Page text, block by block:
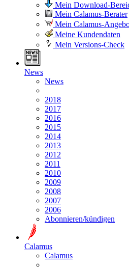
Mein Download-
Mein Calamus-Berater
Mein Calamus-
Meine Kundendaten
Mein Versions-Check
News
News
2018
2017
2016
2015
2014
2013
2012
2011
2010
2009
2008
2007
2006
Abonnieren/kündigen
Calamus
Calamus